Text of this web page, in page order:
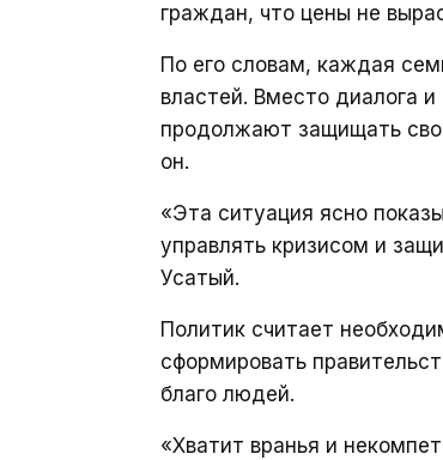
граждан, что цены не
По его словам, каждая
властей. Вместо диалога
продолжают защищать
он.
«Эта ситуация ясно
управлять кризисом и
Усатый.
Политик считает
сформировать
благо людей.
«Хватит вранья и